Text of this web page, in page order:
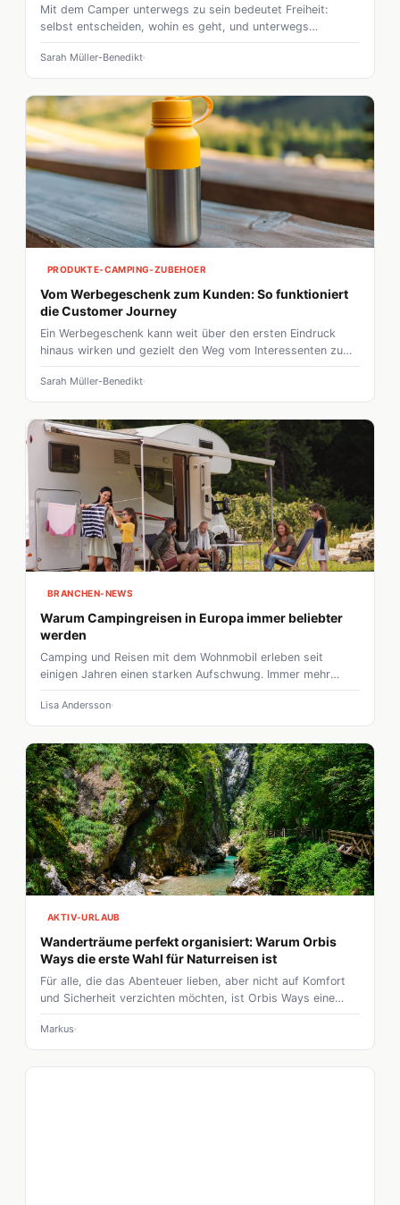
Mit dem Camper unterwegs zu sein bedeutet Freiheit:
selbst entscheiden, wohin es geht, und unterwegs
anhalten, wo es gefällt. Doch ausgerechnet in einer Stadt
wie Amsterdam stößt diese Freiheit an Grenzen. Enge
Grachtenstraßen, wenig Platz und strenge Regeln machen
das Fahrzeug in der Innenstadt eher zur Last. Die gute
Nachricht: Wer den Camper auf einem Stellplatz am
Stadtrand zurücklässt, entdeckt Amsterdam von seiner
schönsten Seite, nämlich vom Wasser aus.
Sarah Müller-Benedikt
PRODUKTE-CAMPING-ZUBEHOER
Vom Werbegeschenk zum Kunden: So funktioniert
die Customer Journey
Ein Werbegeschenk kann weit über den ersten Eindruck
hinaus wirken und gezielt den Weg vom Interessenten zum
zahlenden Kunden unterstützen. Doch wie lässt sich dieser
Prozess gezielt steuern, sodass aus einer kleinen
Aufmerksamkeit ein nachhaltiger Geschäftserfolg entsteht?
Sarah Müller-Benedikt
BRANCHEN-NEWS
Warum Campingreisen in Europa immer beliebter
werden
Camping und Reisen mit dem Wohnmobil erleben seit
einigen Jahren einen starken Aufschwung. Immer mehr
Menschen entscheiden sich bewusst für flexible
Urlaubsformen, die Natur, Freiheit und Unabhängigkeit
miteinander verbinden. Besonders in Europa wächst das
Interesse an individuellen Reisen, bei denen spontane
Routen und persönliche Erlebnisse im Mittelpunkt stehen.
Lisa Andersson
AKTIV-URLAUB
Wanderträume perfekt organisiert: Warum Orbis
Ways die erste Wahl für Naturreisen ist
Für alle, die das Abenteuer lieben, aber nicht auf Komfort
und Sicherheit verzichten möchten, ist Orbis Ways eine
ausgezeichnete Wahl. Die Kombination aus durchdachten
Routen, hochwertigen Unterkünften und exzellentem
Service macht das Unternehmen zu einem der führenden
Anbieter im Bereich Wanderreisen.
Markus